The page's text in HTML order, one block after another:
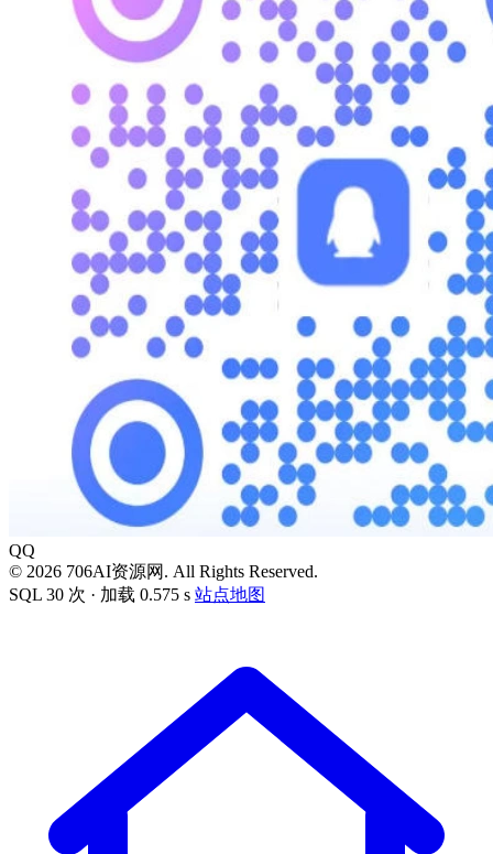
QQ
© 2026 706AI资源网. All Rights Reserved.
SQL 30 次 · 加载 0.575 s 站点地图